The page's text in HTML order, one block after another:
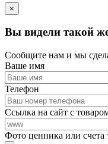
×
Вы видели такой
Сообщите нам и мы
Ваше имя
Телефон
Ссылка на сайт с
Фото ценника или счета